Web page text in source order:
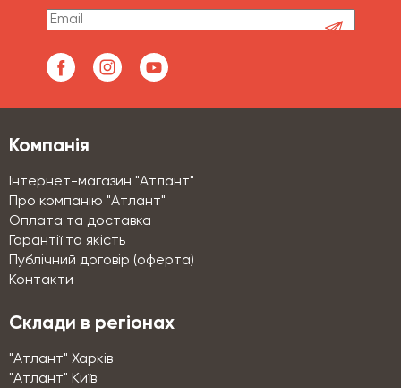
Компанія
Інтернет-магазин "Атлант"
Про компанію "Атлант"
Оплата та доставка
Гарантії та якість
Публічний договір (оферта)
Контакти
Склади в регіонах
"Атлант" Харків
"Атлант" Київ